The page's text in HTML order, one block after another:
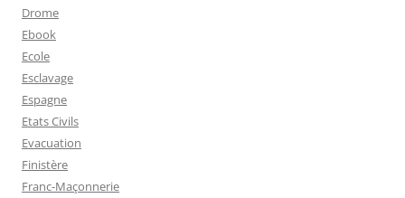
Drome
Ebook
Ecole
Esclavage
Espagne
Etats Civils
Evacuation
Finistère
Franc-Maçonnerie